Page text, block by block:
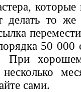
делать то
50 000
При
несколько
сами.